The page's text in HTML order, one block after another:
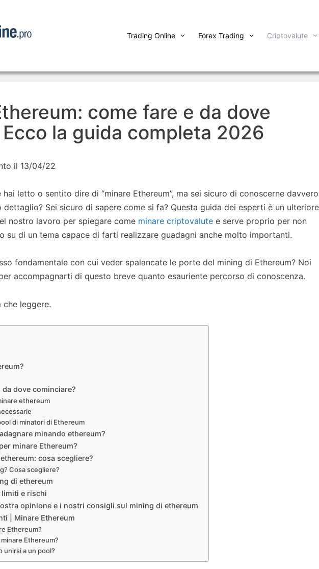
Trading Online Forex Trading Criptovalute
come fare e da dove
la guida completa 2026
il 13/04/22
letto o sentito dire di “minare Ethereum”, ma sei sicuro di conoscerne davvero
Sei sicuro di sapere come si fa? Questa guida dei esperti è un ulteriore
nostro lavoro per spiegare come minare criptovalute e serve proprio per non
su di un tema capace di farti realizzare guadagni anche molto importanti.
fondamentale con cui veder spalancate le porte del mining di Ethereum? Noi
accompagnarti di questo breve quanto esauriente percorso di conoscenza.
che leggere.
dove cominciare?
ethereum
di minatori di Ethereum
minando ethereum?
minare Ethereum?
cosa scegliere?
Cosa scegliere?
di ethereum
limiti e rischi
opinione e i nostri consigli sul mining di ethereum
| Minare Ethereum
Ethereum?
minare Ethereum?
unirsi a un pool?